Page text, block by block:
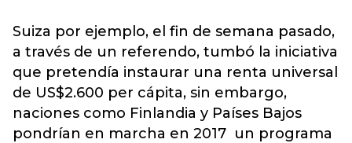
Suiza por ejemplo, el fin de semana pasado,
a través de un referendo, tumbó la iniciativa
que pretendía instaurar una renta universal
de US$2.600 per cápita, sin embargo,
naciones como Finlandia y Países Bajos
pondrían en marcha en 2017 un programa